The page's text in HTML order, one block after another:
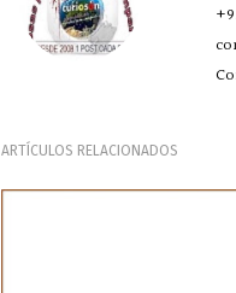
ARTÍCULOS RELACIONADOS